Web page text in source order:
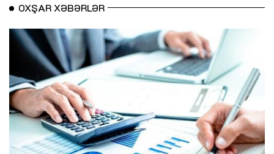
OXŞAR XƏBƏRLƏR